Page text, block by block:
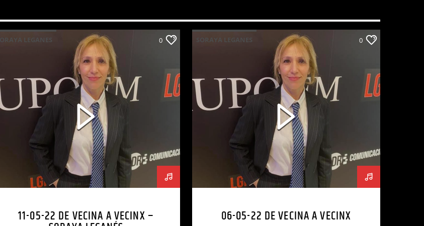
SORAYA LEGANES 0
11-05-22 DE VECINA A VECINX –
SORAYA LEGANES 0
06-05-22 DE VECINA A VECINX